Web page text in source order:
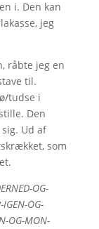
i. Den kan
jeg
råbte jeg en
til.
tudse i
Den
Ud af
som
OG-
OG-
OG-MON-